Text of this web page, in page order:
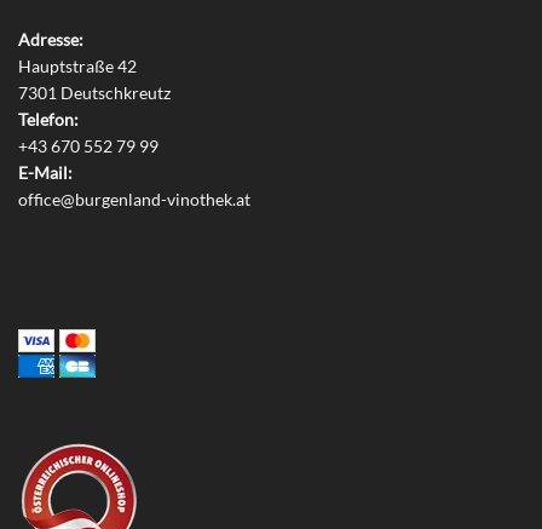
Adresse:
Hauptstraße 42
7301 Deutschkreutz
Telefon:
+43 670 552 79 99
E-Mail:
office@burgenland-vinothek.at